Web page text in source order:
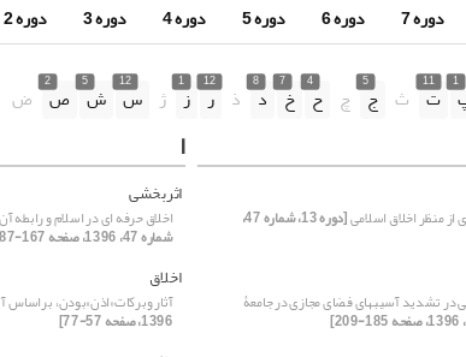
دوره 7 دوره 6 دوره 5 دوره 4 دوره 3 دوره 2
1
11
ت ث
5
ج چ
4
ح
7
خ
8
د ذ
12
ر
1
ز ژ
12
س
5
ش
2
ص ض
منظر اخلاق اسلامی [دوره 13، شماره 47،
تشدید آسیبهای فضای مجازی در جامعۀ
ا
اثربخشی
اخلاق حرفه ای در اسلام و رابطه
شماره 47، 1396، صفحه 167-187]
اخلاق
آثار وبرکات«اذن»بودن، براساس آیه 61 سوره
1396، صفحه 57-77]